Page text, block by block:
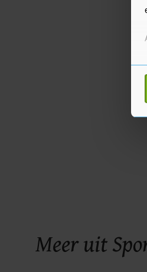
Meer uit